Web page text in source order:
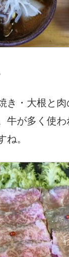
き・大根と
牛が多く使
ね。